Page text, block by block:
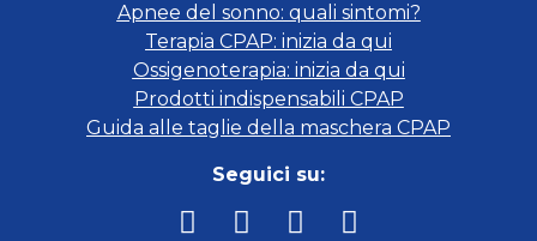
Apnee del sonno: quali sintomi?
Terapia CPAP: inizia da qui
Ossigenoterapia: inizia da qui
Prodotti indispensabili CPAP
Guida alle taglie della maschera CPAP
Seguici su: